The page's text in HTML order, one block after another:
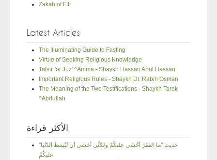
Zakah of Fitr
Latest Articles
The Illuminating Guide to Fasting
Virtue of Seeking Religious Knowledge
Tafsir for Juz' ^Amma - Shaykh Hassan Abul Hassan
Important Religious Rules - Shaykh Dr. Rabih Osman
The Meaning of the Two Testifications - Shaykh Tarek
^Abdullah
الأكثر قراءة
"حديث "ما الفقرَ أخْشَى عليكُمْ ولكنِّي أخشى أن تُبْسَطَ الدّنْيا
عليكُمْ